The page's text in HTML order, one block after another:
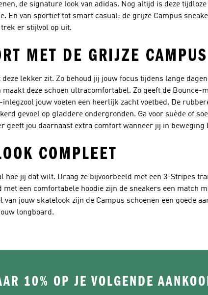
de signature look van adidas. Nog altijd is deze
En van sportief tot smart casual: de grijze Campus
trek er stijlvol op uit.
MET DE GRIJZE
lekker zit. Zo behoud jij jouw focus tijdens lange
deze schoen ultracomfortabel. Zo geeft de Bounce-
jouw voeten een heerlijk zacht voetbed. De
gevoel op gladdere ondergronden. Ga voor suède of
geeft jou daarnaast extra comfort wanneer jij in beweging
COMPLEET
hoe jij dat wilt. Draag ze bijvoorbeeld met een 3-Stripes
een comfortabele hoodie zijn de sneakers een match
van jouw skatelook zijn de Campus schoenen een goede
longboard.
10% OP JE VOLGENDE